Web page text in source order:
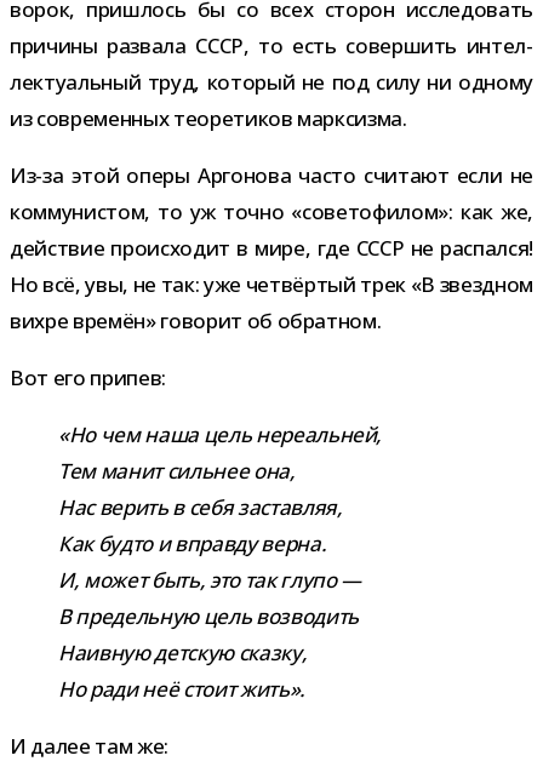
во­рок, при­шлось бы со всех сто­рон иссле­до­вать
при­чины раз­вала СССР, то есть совер­шить интел­
лек­ту­аль­ный труд, кото­рый не под силу ни одному
из совре­мен­ных тео­ре­ти­ков марксизма.
Из-​за этой оперы Аргонова часто счи­тают если не
ком­му­ни­стом, то уж точно «сове­то­фи­лом»: как же,
дей­ствие про­ис­хо­дит в мире, где СССР не рас­пался!
Но всё, увы, не так: уже чет­вёр­тый трек «В звезд­ном
вихре вре­мён» гово­рит об обратном.
Вот его припев:
«Но чем наша цель нере­аль­ней,
Тем манит силь­нее она,
Нас верить в себя застав­ляя,
Как будто и вправду верна.
И, может быть, это так глупо —
В пре­дель­ную цель воз­во­дить
Наивную дет­скую сказку,
Но ради неё стоит жить».
И далее там же: